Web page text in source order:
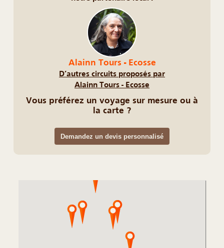
Alainn Tours - Ecosse
D’autres circuits proposés par
Alainn Tours - Ecosse
Vous préférez un voyage sur mesure ou à
la carte ?
Demandez un devis personnalisé